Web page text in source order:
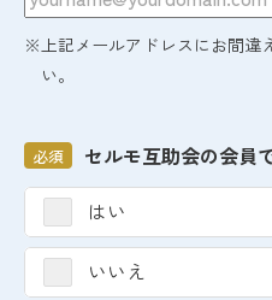
※上記メールアドレスにお間違
い。
セルモ互助会の会員
必須
はい
いいえ